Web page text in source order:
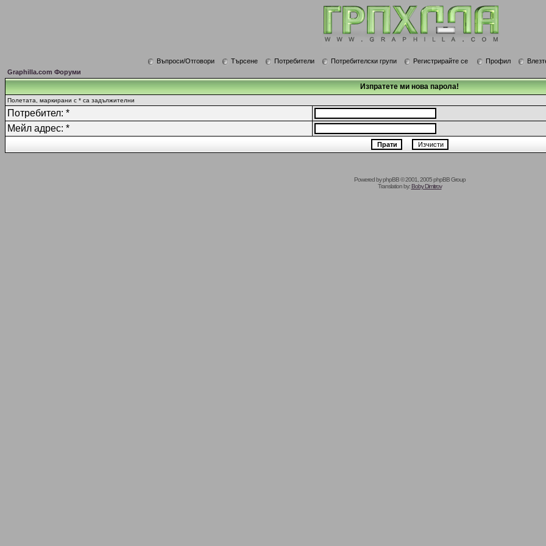
Въпроси/Отговори Търсене Потребители Потребителски групи Регистрирайте се Профил
Graphilla.com Форуми
Изпратете ми нова парола!
Полетата, маркирани с * са задължителни
Потребител: *
Мейл адрес: *
Powered byphpBB© 2001, 2005 phpBB Group
Translation by:Boby Dimitrov